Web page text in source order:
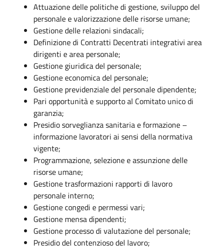
Attuazione delle politiche di gestione, sviluppo del
personale e valorizzazione delle risorse umane;
Gestione delle relazioni sindacali;
Definizione di Contratti Decentrati integrativi area
dirigenti e area personale;
Gestione giuridica del personale;
Gestione economica del personale;
Gestione previdenziale del personale dipendente;
Pari opportunità e supporto al Comitato unico di
garanzia;
Presidio sorveglianza sanitaria e formazione –
informazione lavoratori ai sensi della normativa
vigente;
Programmazione, selezione e assunzione delle
risorse umane;
Gestione trasformazioni rapporti di lavoro
personale interno;
Gestione congedi e permessi vari;
Gestione mensa dipendenti;
Gestione processo di valutazione del personale;
Presidio del contenzioso del lavoro;